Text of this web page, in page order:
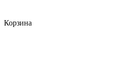
Корзина